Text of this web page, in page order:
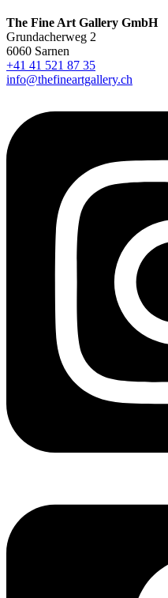
The Fine Art Gallery GmbH
Grundacherweg 2
6060 Sarnen
+41 41 521 87 35
info@thefineartgallery.ch